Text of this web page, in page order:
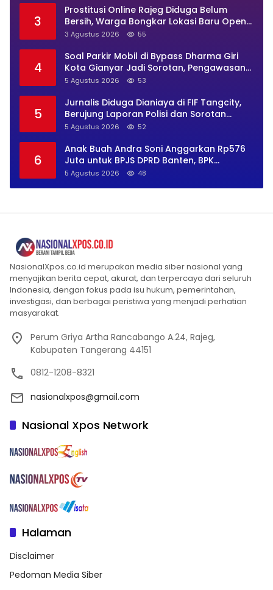
3
Prostitusi Online Rajeg Diduga Belum
Bersih, Warga Bongkar Lokasi Baru Open
BO Usai Penggerebekan
3 Agustus 2026 55
4
Soal Parkir Mobil di Bypass Dharma Giri
Kota Gianyar Jadi Sorotan, Pengawasan
Inkait Dipertanyakan
5 Agustus 2026 53
5
Jurnalis Diduga Dianiaya di FIF Tangcity,
Berujung Laporan Polisi dan Sorotan
Kebebasan Pers
5 Agustus 2026 52
6
Anak Buah Andra Soni Anggarkan Rp576
Juta untuk BPJS DPRD Banten, BPK
Temukan Bayar Berlebih Rp282 Juta
5 Agustus 2026 48
NasionalXpos.co.id merupakan media siber nasional yang
menyajikan berita cepat, akurat, dan terpercaya dari seluruh
Indonesia, dengan fokus pada isu hukum, pemerintahan,
investigasi, dan berbagai peristiwa yang menjadi perhatian
masyarakat.
Perum Griya Artha Rancabango A.24, Rajeg,
Kabupaten Tangerang 44151
0812-1208-8321
nasionalxpos@gmail.com
Nasional Xpos Network
Halaman
Disclaimer
Pedoman Media Siber